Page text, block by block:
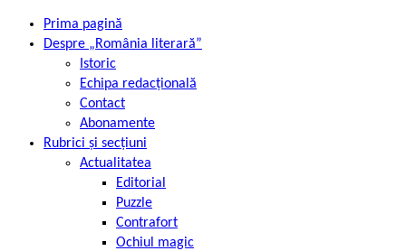
Prima pagină
Despre „România literară”
Istoric
Echipa redacțională
Contact
Abonamente
Rubrici și secțiuni
Actualitatea
Editorial
Puzzle
Contrafort
Ochiul magic